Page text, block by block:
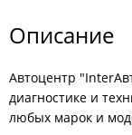
Описание
Автоцентр
диагностике и
любых марок и